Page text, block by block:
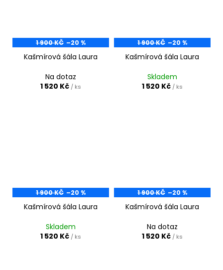
1 900 KČ –20 %
Kašmírová šála Laura
Na dotaz
1 520 Kč / ks
1 900 KČ –20 %
Kašmírová šála Laura
Skladem
1 520 Kč / ks
1 900 KČ –20 %
Kašmírová šála Laura
Skladem
1 520 Kč / ks
1 900 KČ –20 %
Kašmírová šála Laura
Na dotaz
1 520 Kč / ks